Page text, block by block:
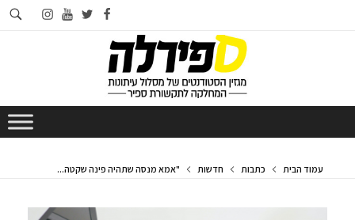
facebook
twitter
youtube
instagram
עמוד הבית כתבות חדשות "אמא מנסה שתהיה פינה שקטה...